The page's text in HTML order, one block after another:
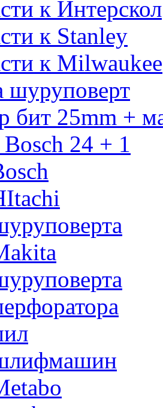
к Интерскол
к Stanley
к Milwaukee
шуруповерт
бит 25mm +
24 + 1